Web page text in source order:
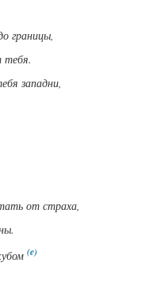
границы,
тебя.
западни,
от страха,